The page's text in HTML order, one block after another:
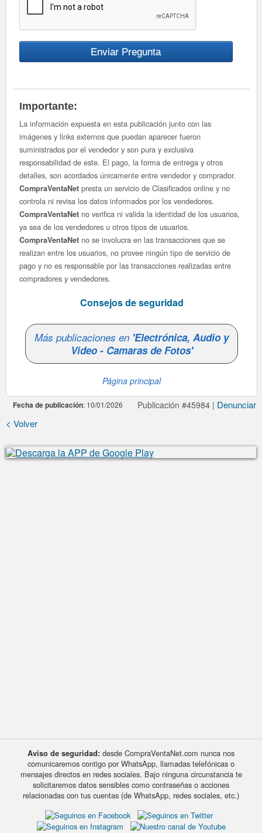
Importante:
La información expuesta en esta publicación junto con las
imágenes y links externos que puedan aparecer fueron
suministrados por el vendedor y son pura y exclusiva
responsabilidad de este. El pago, la forma de entrega y otros
detalles, son acordados únicamente entre vendedor y comprador.
CompraVentaNet presta un servicio de Clasificados online y no
controla ni revisa los datos informados por los vendedores.
CompraVentaNet no verifica ni valida la identidad de los usuarios,
ya sea de los vendedores u otros tipos de usuarios.
CompraVentaNet no se involucra en las transacciones que se
realizan entre los usuarios, no provee ningún tipo de servicio de
pago y no es responsable por las transacciones realizadas entre
compradores y vendedores.
Consejos de seguridad
Más publicaciones en 'Electrónica, Audio y
Video - Camaras de Fotos'
Página principal
Fecha de publicación: 10/01/2026 Publicación #45984 | Denunciar
< Volver
Aviso de seguridad: desde CompraVentaNet.com nunca nos
comunicaremos contigo por WhatsApp, llamadas telefónicas o
mensajes directos en redes sociales. Bajo ninguna circunstancia te
solicitaremos datos sensibles como contraseñas o acciones
relacionadas con tus cuentas (de WhatsApp, redes sociales, etc.)